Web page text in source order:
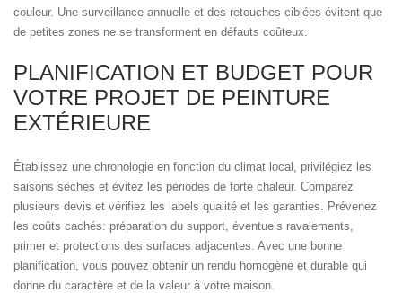
couleur. Une surveillance annuelle et des retouches ciblées évitent que
de petites zones ne se transforment en défauts coûteux.
PLANIFICATION ET BUDGET POUR
VOTRE PROJET DE PEINTURE
EXTÉRIEURE
Établissez une chronologie en fonction du climat local, privilégiez les
saisons sèches et évitez les périodes de forte chaleur. Comparez
plusieurs devis et vérifiez les labels qualité et les garanties. Prévenez
les coûts cachés: préparation du support, éventuels ravalements,
primer et protections des surfaces adjacentes. Avec une bonne
planification, vous pouvez obtenir un rendu homogène et durable qui
donne du caractère et de la valeur à votre maison.